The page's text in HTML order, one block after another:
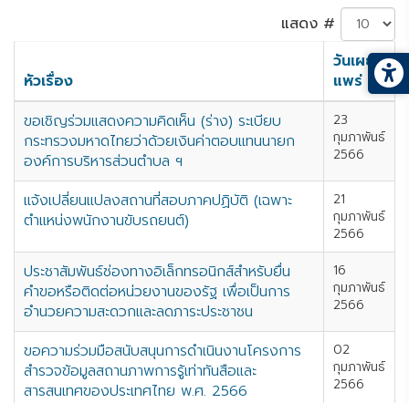
แสดง #
หัวเรื่อง
วันเผย
แพร่
ขอเชิญร่วมแสดงความคิดเห็น (ร่าง) ระเบียบ
กระทรวงมหาดไทยว่าด้วยเงินค่าตอบแทนนายก
องค์การบริหารส่วนตำบล ฯ
23
กุมภาพันธ์
2566
แจ้งเปลี่ยนแปลงสถานที่สอบภาคปฏิบัติ (เฉพาะ
ตำแหน่งพนักงานขับรถยนต์)
21
กุมภาพันธ์
2566
ประชาสัมพันธ์ช่องทางอิเล็กทรอนิกส์สำหรับยื่น
คำขอหรือติดต่อหน่วยงานของรัฐ เพื่อเป็นการ
อำนวยความสะดวกและลดภาระประชาชน
16
กุมภาพันธ์
2566
ขอความร่วมมือสนับสนุนการดำเนินงานโครงการ
สำรวจข้อมูลสถานภาพการรู้เท่าทันสือและ
สารสนเทศของประเทศไทย พ.ศ. 2566
02
กุมภาพันธ์
2566